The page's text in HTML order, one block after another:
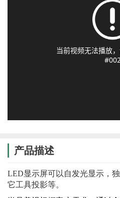
产品描述
LED显示屏可以 自发光显示，
它工具投影等。